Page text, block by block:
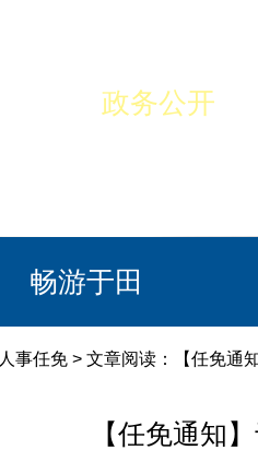
政务公开
畅游于田
人事任免 > 文章阅读：【任免通
【任免通知